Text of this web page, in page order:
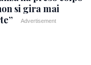
si gira mai